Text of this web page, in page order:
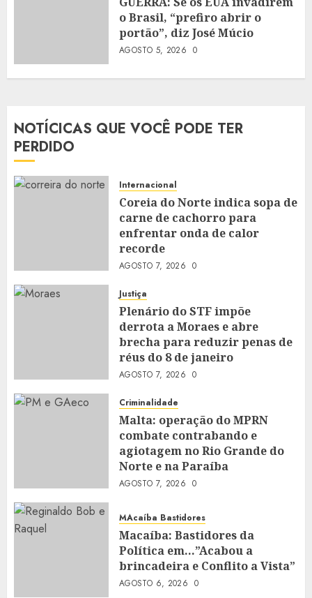
o Brasil, “prefiro abrir o
portão”, diz José Múcio
AGOSTO 5, 2026 0
NOTÍCICAS QUE VOCÊ PODE TER
PERDIDO
Internacional
Coreia do Norte indica sopa de
carne de cachorro para
enfrentar onda de calor
recorde
AGOSTO 7, 2026 0
Justiça
Plenário do STF impõe
derrota a Moraes e abre
brecha para reduzir penas de
réus do 8 de janeiro
AGOSTO 7, 2026 0
Criminalidade
Malta: operação do MPRN
combate contrabando e
agiotagem no Rio Grande do
Norte e na Paraíba
AGOSTO 7, 2026 0
MAcaíba Bastidores
Macaíba: Bastidores da
Política em…”Acabou a
brincadeira e Conflito a Vista”
AGOSTO 6, 2026 0